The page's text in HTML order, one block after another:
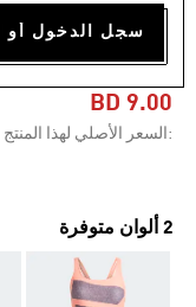
GRAPHIC
BD 9.00
:السعر الأصلي لهذا المنتج
2 ألوان متوفرة